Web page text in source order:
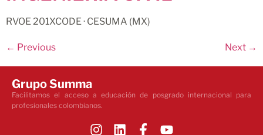
RVOE 201XCODE · CESUMA (MX)
← Previous Next →
Grupo Summa
Facilitamos el acceso a educación de posgrado internacional para
profesionales colombianos.